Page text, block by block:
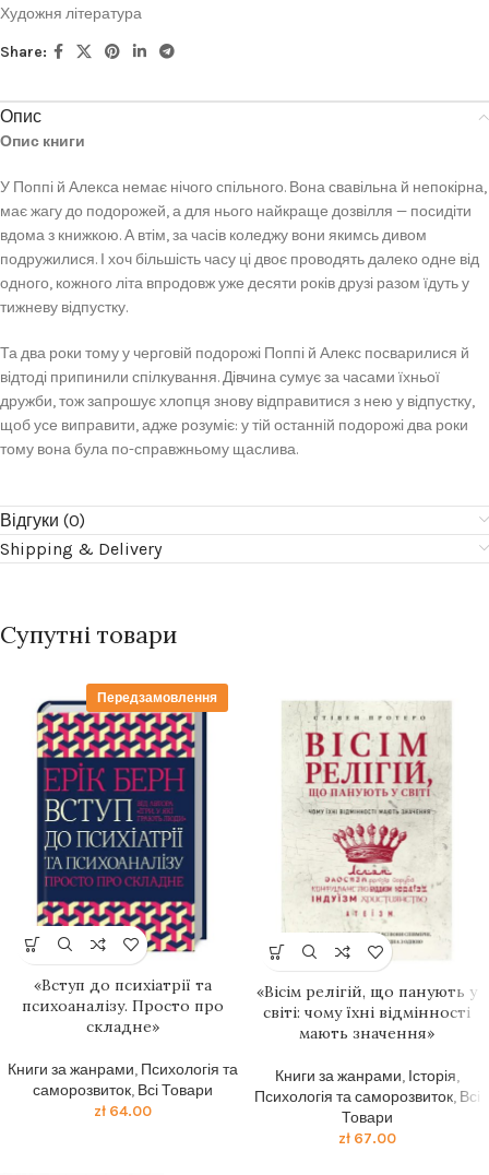
Художня література
Share:
Опис
Опис книги
У Поппі й Алекса немає нічого спільного. Вона свавільна й непокірна,
має жагу до подорожей, а для нього найкраще дозвілля — посидіти
вдома з книжкою. А втім, за часів коледжу вони якимсь дивом
подружилися. І хоч більшість часу ці двоє проводять далеко одне від
одного, кожного літа впродовж уже десяти років друзі разом їдуть у
тижневу відпустку.
Та два роки тому у черговій подорожі Поппі й Алекс посварилися й
відтоді припинили спілкування. Дівчина сумує за часами їхньої
дружби, тож запрошує хлопця знову відправитися з нею у відпустку,
щоб усе виправити, адже розуміє: у тій останній подорожі два роки
тому вона була по-справжньому щаслива.
Відгуки (0)
Shipping & Delivery
Супутні товари
Передзамовлення
«Вступ до психіатрії та
психоаналізу. Просто про
складне»
Книги за жанрами, Психологія та
саморозвиток, Всі Товари
zł64.00
«Вісім релігій, що панують у
світі: чому їхні відмінності
мають значення»
Книги за жанрами, Історія,
Психологія та саморозвиток, Всі
Товари
zł67.00